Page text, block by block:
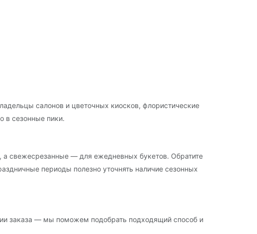
салонов и цветочных киосков, флористические
в сезонные пики.
а свежесрезанные — для ежедневных букетов. Обратите
периоды полезно уточнять наличие сезонных
заказа — мы поможем подобрать подходящий способ и